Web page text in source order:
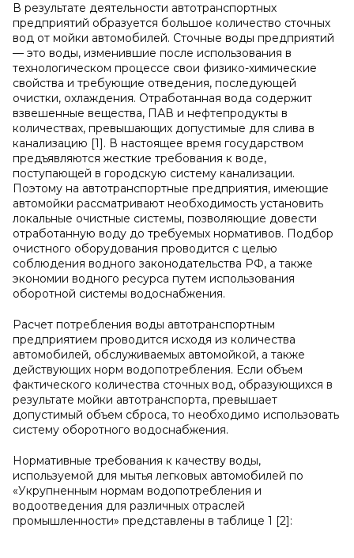
В результате деятельности автотранспортных
предприятий образуется большое количество сточных
вод от мойки автомобилей. Сточные воды предприятий
— это воды, изменившие после использования в
технологическом процессе свои физико-химические
свойства и требующие отведения, последующей
очистки, охлаждения. Отработанная вода содержит
взвешенные вещества, ПАВ и нефтепродукты в
количествах, превышающих допустимые для слива в
канализацию [1]. В настоящее время государством
предъявляются жесткие требования к воде,
поступающей в городскую систему канализации.
Поэтому на автотранспортные предприятия, имеющие
автомойки рассматривают необходимость установить
локальные очистные системы, позволяющие довести
отработанную воду до требуемых нормативов. Подбор
очистного оборудования проводится с целью
соблюдения водного законодательства РФ, а также
экономии водного ресурса путем использования
оборотной системы водоснабжения.
Расчет потребления воды автотранспортным
предприятием проводится исходя из количества
автомобилей, обслуживаемых автомойкой, а также
действующих норм водопотребления. Если объем
фактического количества сточных вод, образующихся в
результате мойки автотранспорта, превышает
допустимый объем сброса, то необходимо использовать
систему оборотного водоснабжения.
Нормативные требования к качеству воды,
используемой для мытья легковых автомобилей по
«Укрупненным нормам водопотребления и
водоотведения для различных отраслей
промышленности» представлены в таблице 1 [2]: